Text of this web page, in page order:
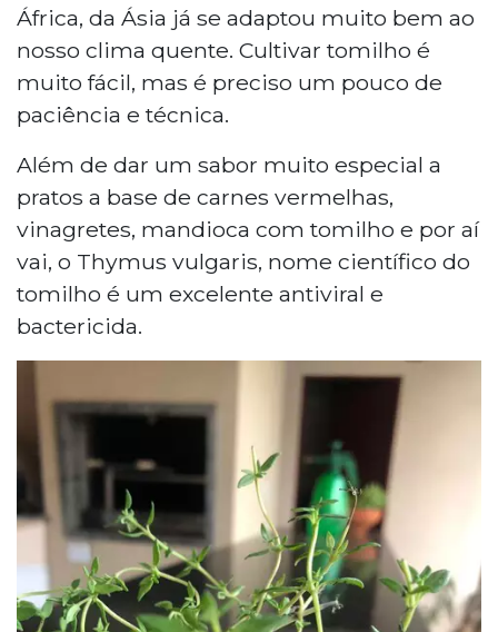
África, da Ásia já se adaptou muito bem ao
nosso clima quente. Cultivar tomilho é
muito fácil, mas é preciso um pouco de
paciência e técnica.
Além de dar um sabor muito especial a
pratos a base de carnes vermelhas,
vinagretes, mandioca com tomilho e por aí
vai, o Thymus vulgaris, nome científico do
tomilho é um excelente antiviral e
bactericida.